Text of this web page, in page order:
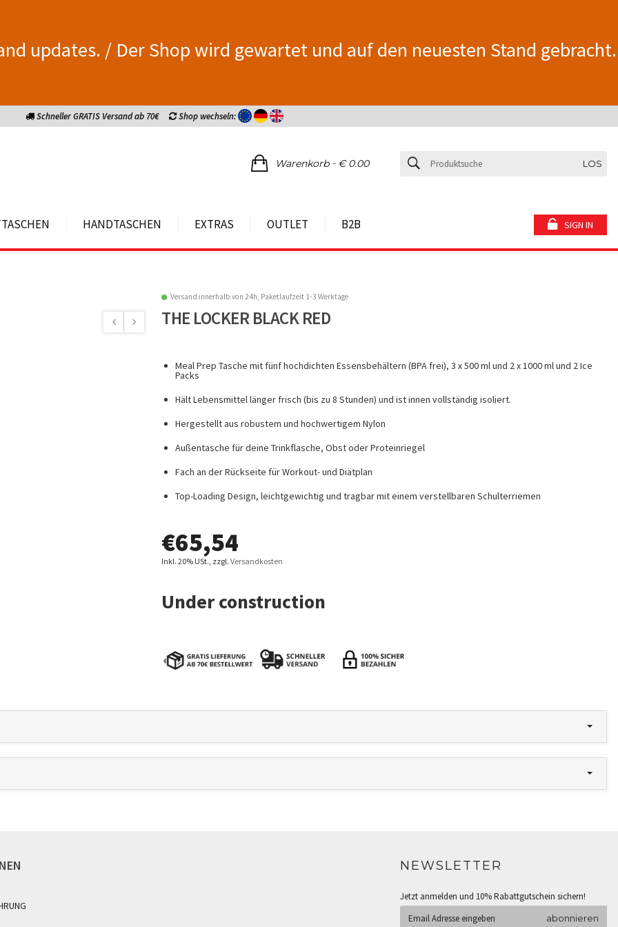
updates. / Der Shop wird gewartet und auf den neuesten Stand gebracht.
Schneller GRATIS Versand ab 70€ Shop wechseln:
LOS
Warenkorb- € 0.00
HANDTASCHEN EXTRAS OUTLET B2B SIGN IN
Versand innerhalb von 24h, Paketlaufzeit 1-3 Werktage
THE LOCKER BLACK RED
Meal Prep Tasche mit fünf hochdichten Essensbehältern (BPA frei), 3 x 500 ml und 2 x 1000 ml und 2 Ice
Packs
Hält Lebensmittel länger frisch (bis zu 8 Stunden) und ist innen vollständig isoliert.
Hergestellt aus robustem und hochwertigem Nylon
Außentasche für deine Trinkflasche, Obst oder Proteinriegel
Fach an der Rückseite für Workout- und Diätplan
Top-Loading Design, leichtgewichtig und tragbar mit einem verstellbaren Schulterriemen
€65,54
Inkl. 20% USt. zzgl. Versandkosten
NEWSLETTER
Jetzt anmelden und 10% Rabattgutschein sichern!
abonnieren